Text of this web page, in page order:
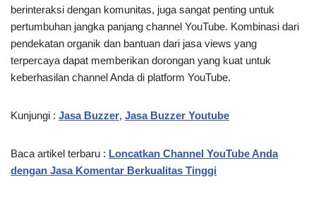
berinteraksi dengan komunitas, juga sangat penting untuk
pertumbuhan jangka panjang channel YouTube. Kombinasi dari
pendekatan organik dan bantuan dari jasa views yang
terpercaya dapat memberikan dorongan yang kuat untuk
keberhasilan channel Anda di platform YouTube.
Kunjungi : Jasa Buzzer, Jasa Buzzer Youtube
Baca artikel terbaru : Loncatkan Channel YouTube Anda
dengan Jasa Komentar Berkualitas Tinggi